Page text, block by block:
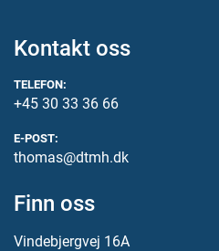
Kontakt oss
TELEFON:
+45 30 33 36 66
E-POST:
thomas@dtmh.dk
Finn oss
Vindebjergvej 16A